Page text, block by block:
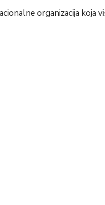
organizacija koja